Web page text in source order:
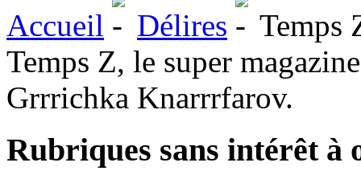
Accueil
Délires
Temps
Temps Z, le super
Grrrichka Knarrrfarov.
Rubriques sans intérêt à